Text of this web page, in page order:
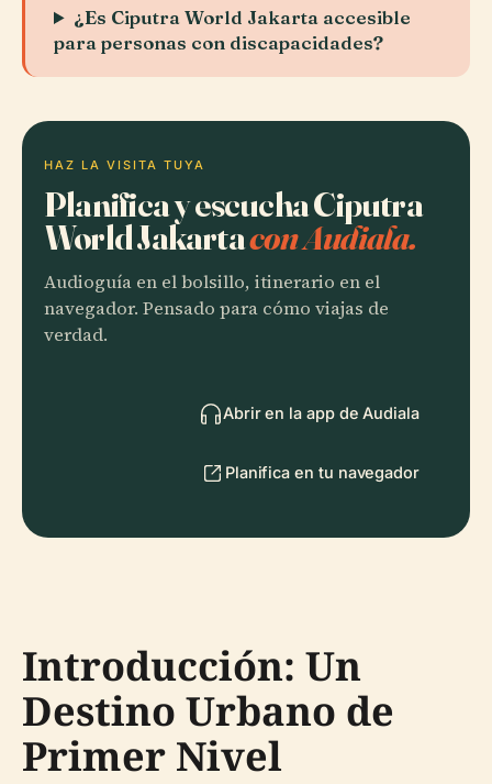
¿Es Ciputra World Jakarta accesible
para personas con discapacidades?
HAZ LA VISITA TUYA
Planifica y escucha Ciputra
World Jakartacon Audiala.
Audioguía en el bolsillo, itinerario en el
navegador. Pensado para cómo viajas de
verdad.
Abrir en la app de Audiala
Planifica en tu navegador
Introducción: Un
Destino Urbano de
Primer Nivel